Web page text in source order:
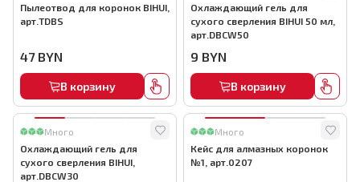
Пылеотвод для коронок BIHUI,
арт.TDBS
47 BYN
В корзину
Охлаждающий гель для
сухого сверления BIHUI 50 мл,
арт.DBCW50
9 BYN
В корзину
Много
Охлаждающий гель для
сухого сверления BIHUI,
арт.DBCW30
Много
Кейс для алмазных коронок
№1, арт.0207